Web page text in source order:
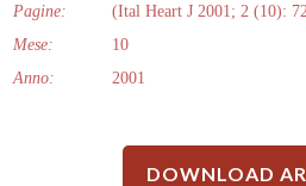
Pagine:
(Ital Heart J 2001; 2 (10):
Mese:
10
Anno:
2001
DOWNLOAD